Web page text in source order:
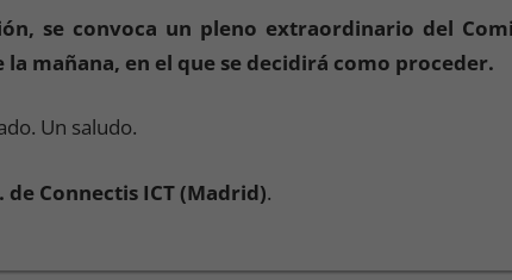
se convoca un pleno extraordinario del
la mañana, en el que se decidirá como proceder.
Un saludo.
de Connectis ICT (Madrid).